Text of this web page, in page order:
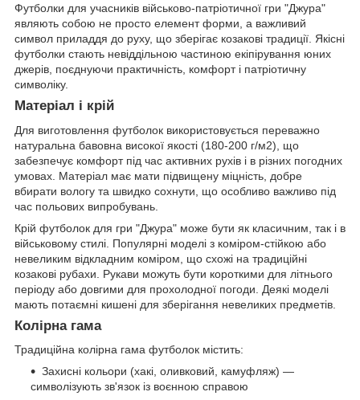
Футболки для учасників військово-патріотичної гри "Джура"
являють собою не просто елемент форми, а важливий
символ приладдя до руху, що зберігає козакові традиції. Якісні
футболки стають невіддільною частиною екіпірування юних
джерів, поєднуючи практичність, комфорт і патріотичну
символіку.
Матеріал і крій
Для виготовлення футболок використовується переважно
натуральна бавовна високої якості (180-200 г/м2), що
забезпечує комфорт під час активних рухів і в різних погодних
умовах. Матеріал має мати підвищену міцність, добре
вбирати вологу та швидко сохнути, що особливо важливо під
час польових випробувань.
Крій футболок для гри "Джура" може бути як класичним, так і в
військовому стилі. Популярні моделі з коміром-стійкою або
невеликим відкладним коміром, що схожі на традиційні
козакові рубахи. Рукави можуть бути короткими для літнього
періоду або довгими для прохолодної погоди. Деякі моделі
мають потаємні кишені для зберігання невеликих предметів.
Колірна гама
Традиційна колірна гама футболок містить:
Захисні кольори (хакі, оливковий, камуфляж) —
символізують зв'язок із воєнною справою